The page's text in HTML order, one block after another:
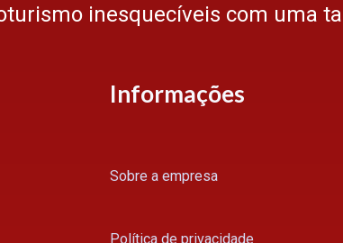
inesquecíveis com uma
Informações
Sobre a empresa
Política de privacidade